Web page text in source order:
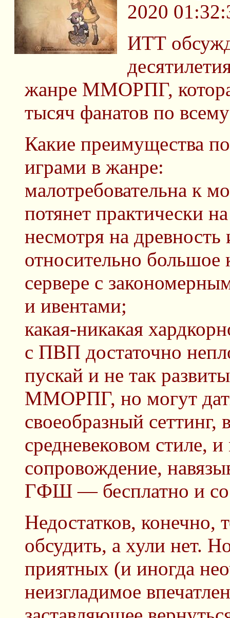
2020
ИТТ
жанре ММОРПГ,
тысяч фанатов по
Какие преимущества
играми в жанре:
малотребовательна к
потянет практически
несмотря на
относительно
сервере с
и ивентами;
какая-никакая
с ПВП достаточно
пускай и не так
ММОРПГ, но могут
своеобразный
средневековом стиле,
сопровождение,
ГФШ — бесплатно и
Недостатков, конечно,
обсудить, а хули нет.
приятных (и иногда
неизгладимое